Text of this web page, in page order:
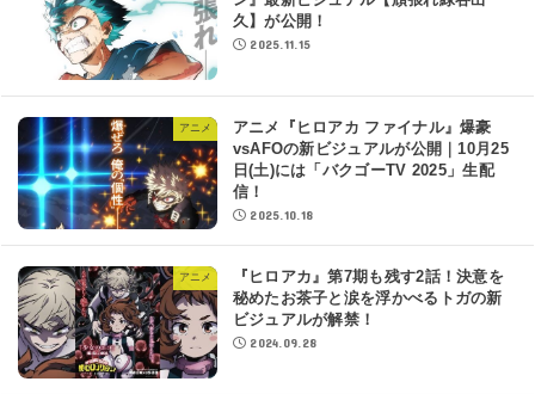
久】が公開！
2025.11.15
アニメ
アニメ『ヒロアカ ファイナル』爆豪
vsAFOの新ビジュアルが公開｜10月25
日(土)には「バクゴーTV 2025」生配
信！
2025.10.18
アニメ
『ヒロアカ』第7期も残す2話！決意を
秘めたお茶子と涙を浮かべるトガの新
ビジュアルが解禁！
2024.09.28